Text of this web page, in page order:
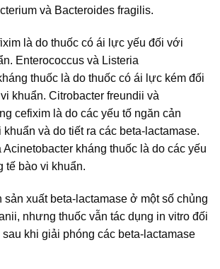
và Bacteroides fragilis.
là do thuốc có ái lực yếu đối với
Enterococcus và Listeria
thuốc là do thuốc có ái lực kém đối
khuẩn. Citrobacter freundii và
cefixim là do các yếu tố ngăn cản
khuẩn và do tiết ra các beta-lactamase.
Acinetobacter kháng thuốc là do các yếu
tế bào vi khuẩn.
sản xuất beta-lactamase ở một số chủng
nhưng thuốc vẫn tác dụng in vitro đối
khi giải phóng các beta-lactamase